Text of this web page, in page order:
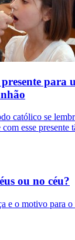
para
católico se
esse presente
ou no céu?
e o motivo para